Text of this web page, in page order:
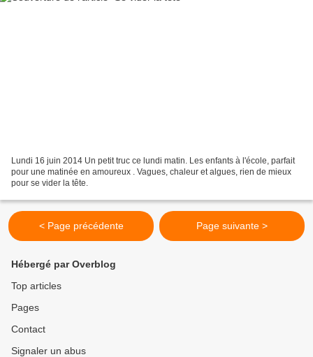
Lundi 16 juin 2014 Un petit truc ce lundi matin. Les enfants à l'école, parfait
pour une matinée en amoureux . Vagues, chaleur et algues, rien de mieux
pour se vider la tête.
< Page précédente Page suivante >
Hébergé par Overblog
Top articles
Pages
Contact
Signaler un abus